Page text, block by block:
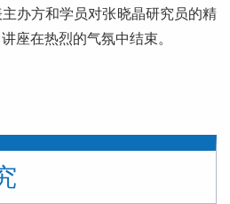
办方和学员对张晓晶研究员的精
座在热烈的气氛中结束。